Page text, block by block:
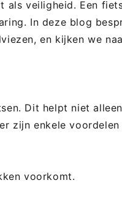
als veiligheid. Een
In deze blog
en kijken we
Dit helpt niet
zijn enkele voordelen
voorkomt.